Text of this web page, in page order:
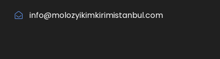
info@molozyikimkirimistanbul.com